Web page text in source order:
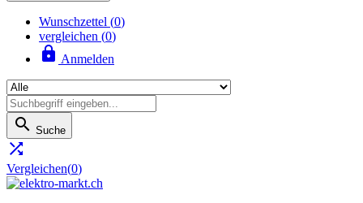
Wunschzettel (0)
vergleichen (0)
 Anmelden
 Suche

Vergleichen(0)